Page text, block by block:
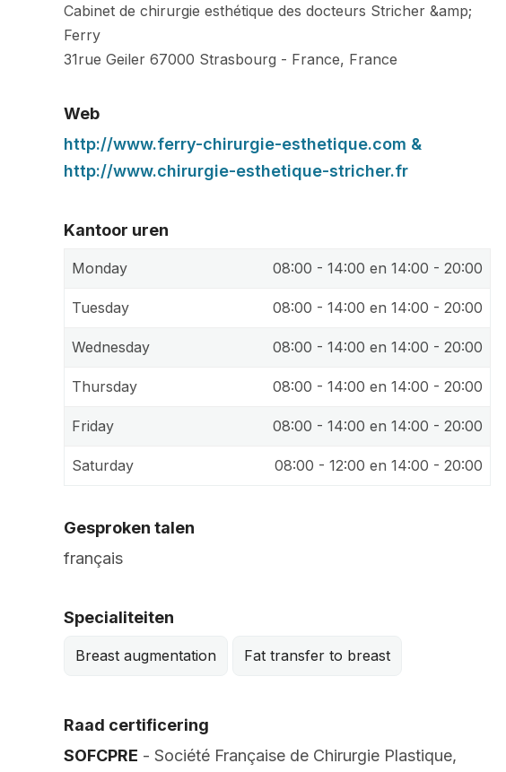
Cabinet de chirurgie esthétique des docteurs Stricher &amp;
Ferry
31rue Geiler 67000 Strasbourg - France, France
Web
http://www.ferry-chirurgie-esthetique.com &
http://www.chirurgie-esthetique-stricher.fr
Kantoor uren
Monday 08:00 - 14:00 en 14:00 - 20:00
Tuesday 08:00 - 14:00 en 14:00 - 20:00
Wednesday 08:00 - 14:00 en 14:00 - 20:00
Thursday 08:00 - 14:00 en 14:00 - 20:00
Friday 08:00 - 14:00 en 14:00 - 20:00
Saturday 08:00 - 12:00 en 14:00 - 20:00
Gesproken talen
français
Specialiteiten
Breast augmentation Fat transfer to breast
Raad certificering
SOFCPRE - Société Française de Chirurgie Plastique,